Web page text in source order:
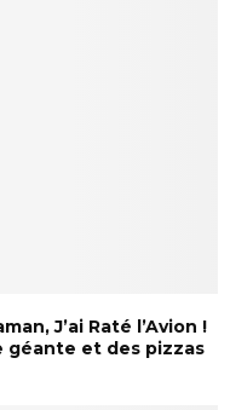
J’ai Raté l’Avion !
géante et des pizzas